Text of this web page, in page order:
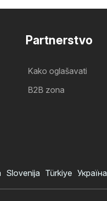
Partnerstvo
Kako oglašavati
B2B zona
Slovenija Türkiye Україна